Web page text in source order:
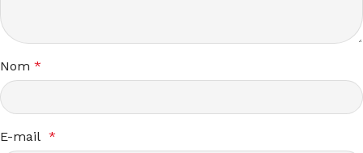
Nom *
E-mail *